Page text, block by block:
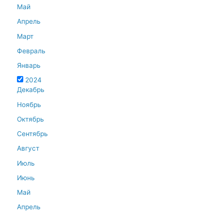
Май
Апрель
Март
Февраль
Январь
2024
Декабрь
Ноябрь
Октябрь
Сентябрь
Август
Июль
Июнь
Май
Апрель